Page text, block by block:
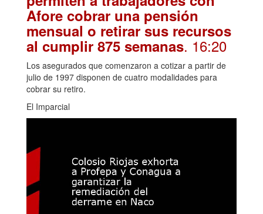
Afore cobrar una pensión
mensual o retirar sus recursos
al cumplir 875 semanas. 16:20
Los asegurados que comenzaron a cotizar a partir de
julio de 1997 disponen de cuatro modalidades para
cobrar su retiro.
El Imparcial